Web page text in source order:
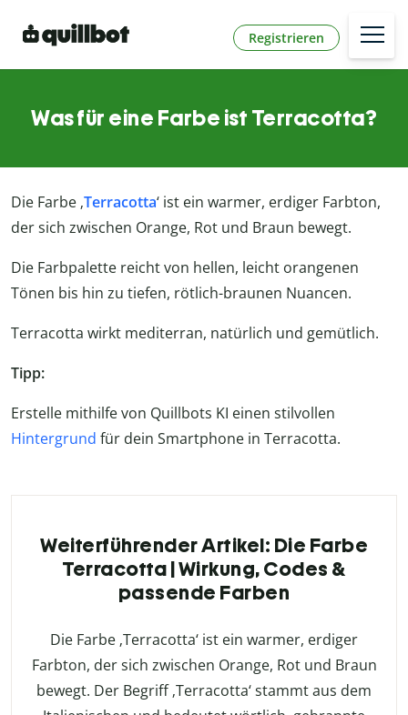
Registrieren
Was für eine Farbe ist Terracotta?
Die Farbe ‚Terracotta‘ ist ein warmer, erdiger Farbton,
der sich zwischen Orange, Rot und Braun bewegt.
Die Farbpalette reicht von hellen, leicht orangenen
Tönen bis hin zu tiefen, rötlich-braunen Nuancen.
Terracotta wirkt mediterran, natürlich und gemütlich.
Tipp:
Erstelle mithilfe von Quillbots KI einen stilvollen
Hintergrund für dein Smartphone in Terracotta.
Weiterführender Artikel: Die Farbe
Terracotta | Wirkung, Codes &
passende Farben
Die Farbe ‚Terracotta‘ ist ein warmer, erdiger
Farbton, der sich zwischen Orange, Rot und Braun
bewegt. Der Begriff ‚Terracotta‘ stammt aus dem